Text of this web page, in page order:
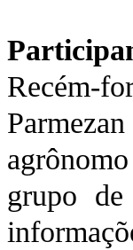
Recém-
grupo